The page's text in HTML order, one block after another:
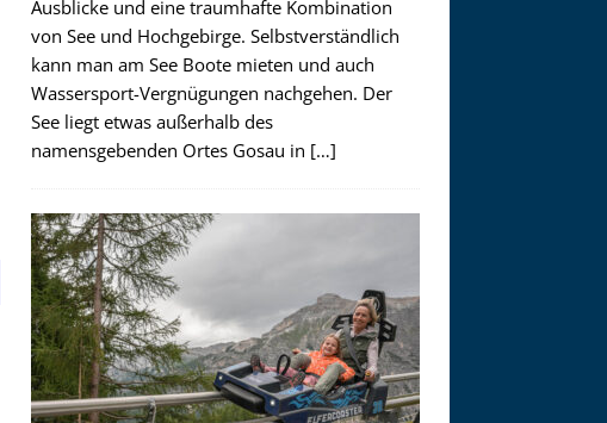
Ausblicke und eine traumhafte Kombination
von See und Hochgebirge. Selbstverständlich
kann man am See Boote mieten und auch
Wassersport-Vergnügungen nachgehen. Der
See liegt etwas außerhalb des
namensgebenden Ortes Gosau in […]